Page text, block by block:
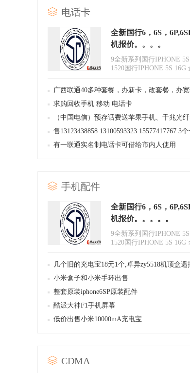
电话卡
全新国行6，6S，
机报价。。。。
9全新系列国行IPHONE 5S
1520国行IPHONE 5S 16G
广西联通40多种套餐，办新卡，改套餐，办
流量，接办各种业务，批发零售
求购回收手机 移动 电话卡
（中国电信）预存话费送苹果手机、千兆光
网络电视机顶盒
售13123438858 13100593323 15577417767 3
有一联通实名制电话卡可借给市内人使用
手机配件
全新国行6，6S，
机报价。。。。。
9全新系列国行IPHONE 5S
1520国行IPHONE 5S 16G
几个旧的充电宝18元1个,卓异zy5518机顶盒遥
元
小米盒子和小米手环出售
整套原装iphone6SP原装配件
酷派大神F1手机屏幕
低价出售小米10000mA充电宝
CDMA